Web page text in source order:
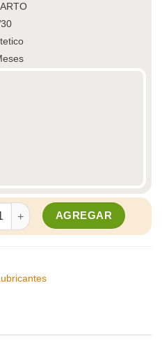
5w 30 - Mobil 1 esp - cuarto 1/4
AGREGAR